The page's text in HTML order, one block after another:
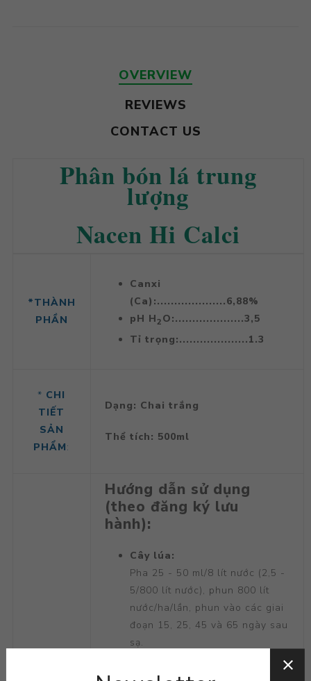
OVERVIEW
REVIEWS
CONTACT US
Phân bón lá trung
lượng
Nacen Hi Calci
*THÀNH
PHẦN
Canxi
(Ca):....................6,88%
pH H2O:....................3,5
Tỉ trọng:....................1.3
* CHI
TIẾT
SẢN
PHẨM:
Dạng: Chai trắng
Thể tích: 500ml
Hướng dẫn sử dụng
(theo đăng ký lưu
hành):
Cây lúa:
Pha 25 - 50 ml/8 lít nước (2,5 -
5/800 lít nước), phun 800 lít
nước/ha/lần, phun vào các giai
đoạn 15, 25, 45 và 65 ngày sau
sạ.
Pha 25 - 50 ml/16 lít nước (2,5